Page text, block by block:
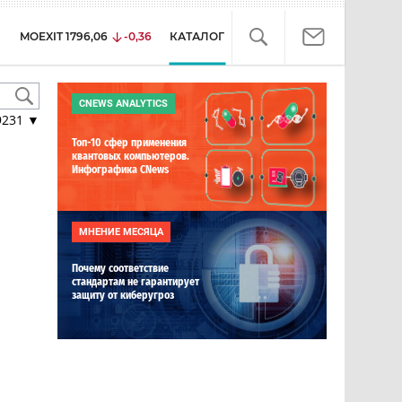
MOEXIT 1796,06 -0,36 КАТАЛОГ
▼
CNEWS ANALYTICS
Топ-10 сфер применения
квантовых компьютеров.
Инфографика CNews
МНЕНИЕ МЕСЯЦА
Почему соответствие
стандартам не гарантирует
защиту от киберугроз